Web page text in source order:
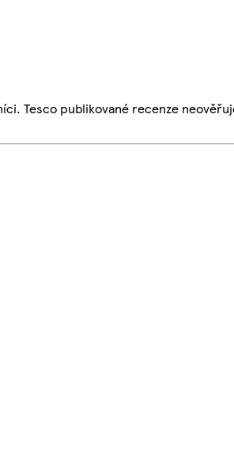
Tesco publikované recenze